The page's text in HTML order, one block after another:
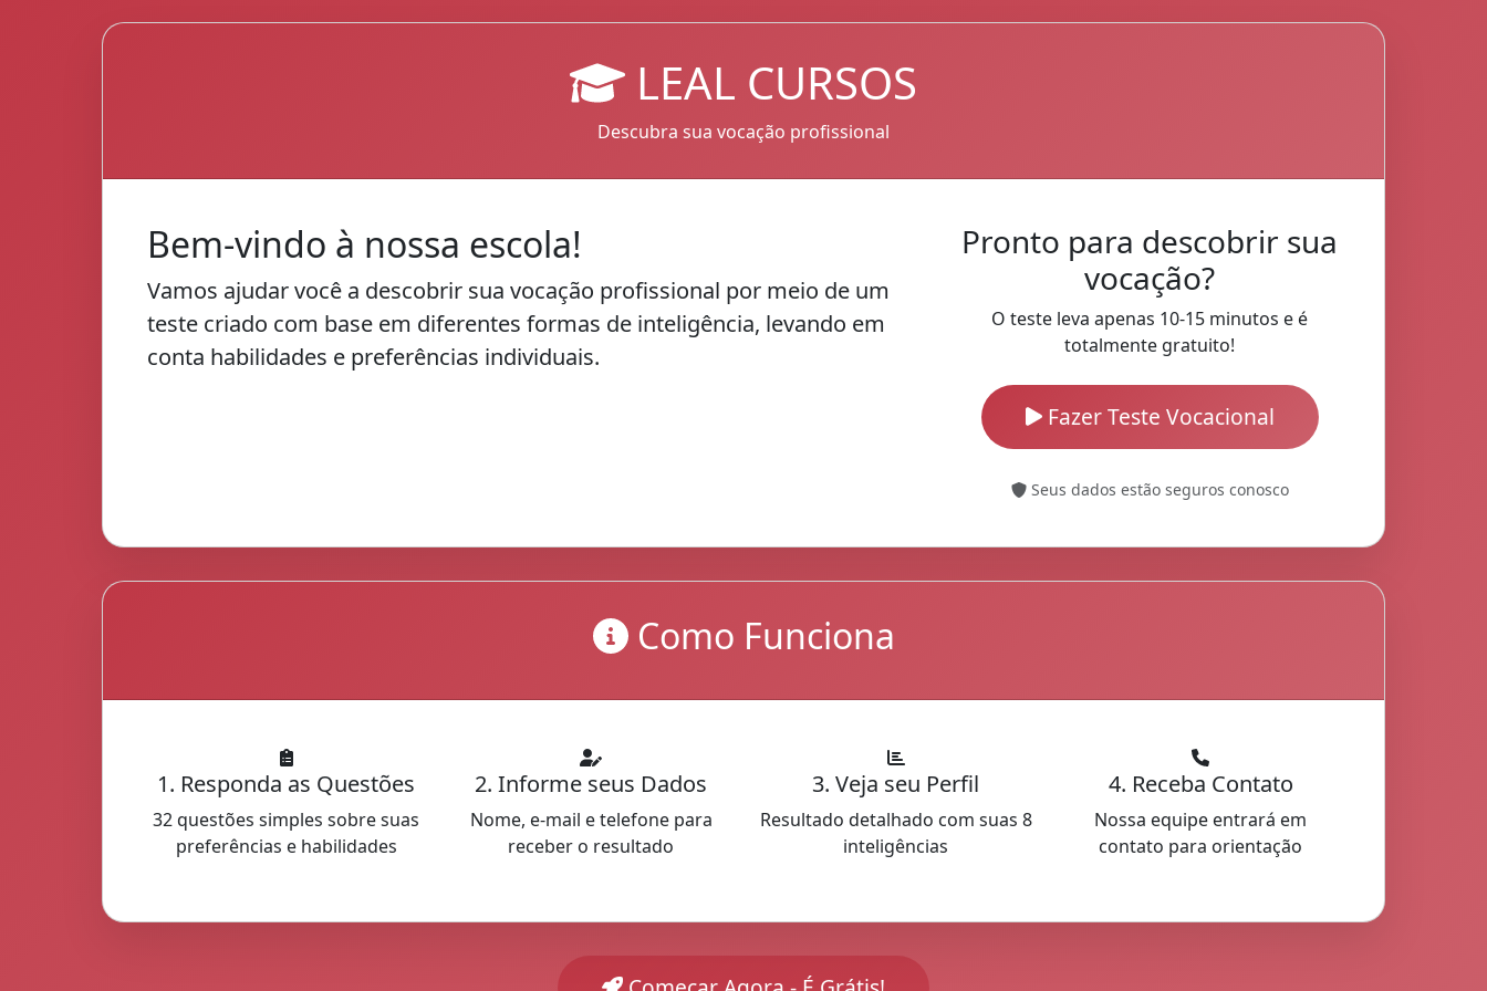
LEAL CURSOS
Descubra sua vocação profissional
Bem-vindo à nossa escola!
Vamos ajudar você a descobrir sua vocação profissional por meio de um
teste criado com base em diferentes formas de inteligência, levando em
conta habilidades e preferências individuais.
Pronto para descobrir sua
vocação?
O teste leva apenas 10-15 minutos e é
totalmente gratuito!
Fazer Teste Vocacional
Seus dados estão seguros conosco
Como Funciona
1. Responda as Questões
32 questões simples sobre suas
preferências e habilidades
2. Informe seus Dados
Nome, e-mail e telefone para
receber o resultado
3. Veja seu Perfil
Resultado detalhado com suas 8
inteligências
4. Receba Contato
Nossa equipe entrará em
contato para orientação